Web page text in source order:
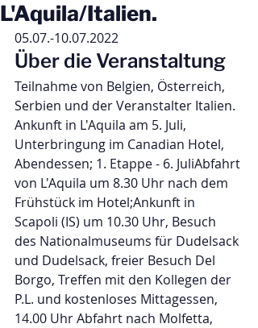
L'Aquila/Italien.
05.07.-10.07.2022
Über die Veranstaltung
Teilnahme von Belgien, Österreich,
Serbien und der Veranstalter Italien.
Ankunft in L'Aquila am 5. Juli,
Unterbringung im Canadian Hotel,
Abendessen; 1. Etappe - 6. JuliAbfahrt
von L'Aquila um 8.30 Uhr nach dem
Frühstück im Hotel;Ankunft in
Scapoli (IS) um 10.30 Uhr, Besuch
des Nationalmuseums für Dudelsack
und Dudelsack, freier Besuch Del
Borgo, Treffen mit den Kollegen der
P.L. und kostenloses Mittagessen,
14.00 Uhr Abfahrt nach Molfetta,